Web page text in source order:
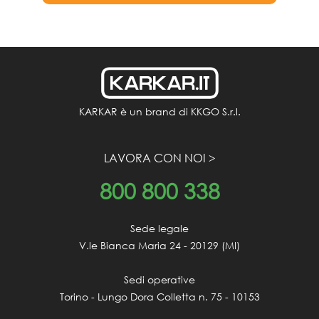
KARKAR è un brand di KKGO S.r.l.
LAVORA CON NOI >
800800 338
Sede legale
V.le Bianca Maria 24 - 20129 (MI)
Sedi operative
Torino - Lungo Dora Colletta n. 75 - 10153